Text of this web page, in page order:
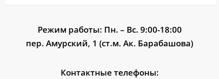
Режим работы: Пн. – Вс. 9:00-18:00
пер. Амурский, 1 (ст.м. Ак. Барабашова)
Контактные телефоны: